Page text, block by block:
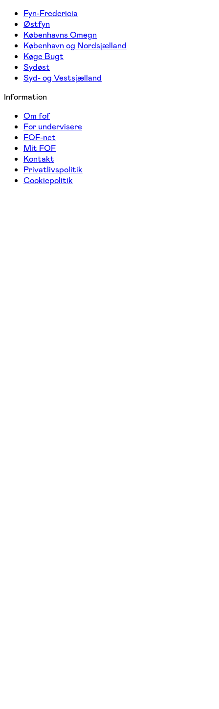
Fyn-Fredericia
Østfyn
Københavns Omegn
København og Nordsjælland
Køge Bugt
Sydøst
Syd- og Vestsjælland
Information
Om fof
For undervisere
FOF-net
Mit FOF
Kontakt
Privatlivspolitik
Cookiepolitik